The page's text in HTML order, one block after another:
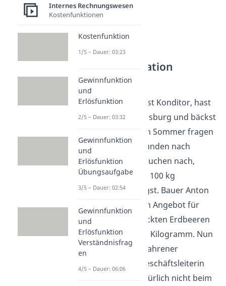
Bezugskalkulation
Aufgabe 1
Stellt dir vor, du bist Konditor, hast
4 Standorte in Augsburg und bäckst
Erdbeerkuchen. Im Sommer fragen
besonders viele Kunden nach
deinem leckeren Kuchen nach,
sodass du pro Tag 100 kg
Erdbeeren benötigst. Bauer Anton
unterbreitet dir ein Angebot für
seine frischgepflückten Erdbeeren
und verlangt 5 € je Kilogramm. Nun
schlägst du als erfahrener
Geschäftsleiter/Geschäftsleiterin
der Konditorei natürlich nicht beim
Internes Rechnungswesen
Kostenfunktionen
Kostenfunktion
1/5 – Dauer: 03:23
Gewinnfunktion
und
Erlösfunktion
2/5 – Dauer: 03:32
Gewinnfunktion
und
Erlösfunktion
Übungsaufgabe
3/5 – Dauer: 02:54
Gewinnfunktion
und
Erlösfunktion
Verständnisfrag
en
4/5 – Dauer: 06:06